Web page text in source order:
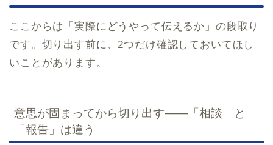
ここからは「実際にどうやって伝えるか」の段取り
です。切り出す前に、2つだけ確認しておいてほし
いことがあります。
意思が固まってから切り出す——「相談」と
「報告」は違う